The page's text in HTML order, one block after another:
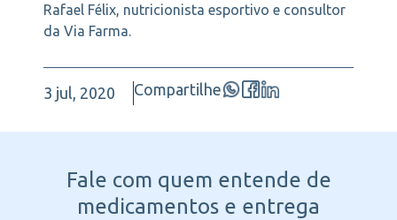
Rafael Félix, nutricionista esportivo e consultor
da Via Farma.
3 jul, 2020 Compartilhe
Fale com quem entende de
medicamentos e entrega